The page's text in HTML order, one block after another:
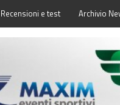
Recensioni e test Archivio